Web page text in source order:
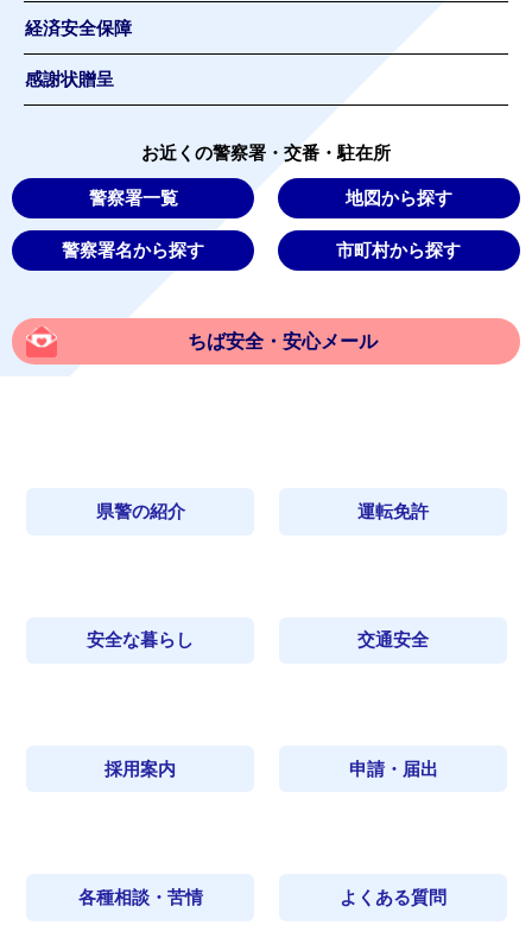
経済安全保障
感謝状贈呈
お近くの警察署・交番・駐在所
警察署一覧 地図から探す
警察署名から探す 市町村から探す
ちば安全・安心メール
県警の紹介 運転免許
安全な暮らし 交通安全
採用案内 申請・届出
各種相談・苦情 よくある質問